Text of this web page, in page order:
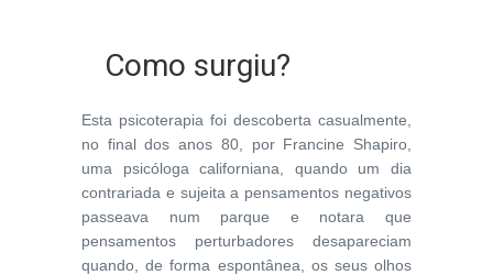
Como surgiu?
Esta psicoterapia foi descoberta casualmente,
no final dos anos 80, por Francine Shapiro,
uma psicóloga californiana, quando um dia
contrariada e sujeita a pensamentos negativos
passeava num parque e notara que
pensamentos perturbadores desapareciam
quando, de forma espontânea, os seus olhos